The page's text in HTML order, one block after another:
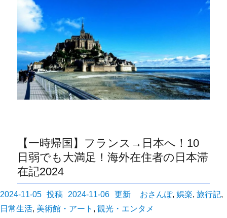
【一時帰国】フランス→日本へ！10
日弱でも大満足！海外在住者の日本滞
在記2024
投
稿
2024-11-05 2024-11-06
カ
テ
おさんぽ, 娯楽, 旅行記,
日常生活, 美術館・アート , 観光・エンタメ